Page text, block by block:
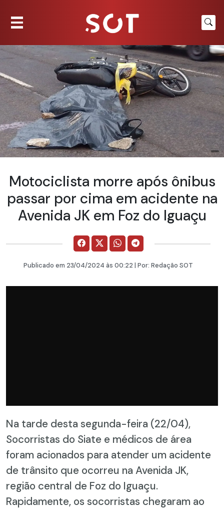
Motociclista morre após ônibus
passar por cima em acidente na
Avenida JK em Foz do Iguaçu
Publicado em 23/04/2024 às 00:22 | Por: Redação SOT
Na tarde desta segunda-feira (22/04),
Socorristas do Siate e médicos de área
foram acionados para atender um acidente
de trânsito que ocorreu na Avenida JK,
região central de Foz do Iguaçu.
Rapidamente, os socorristas chegaram ao